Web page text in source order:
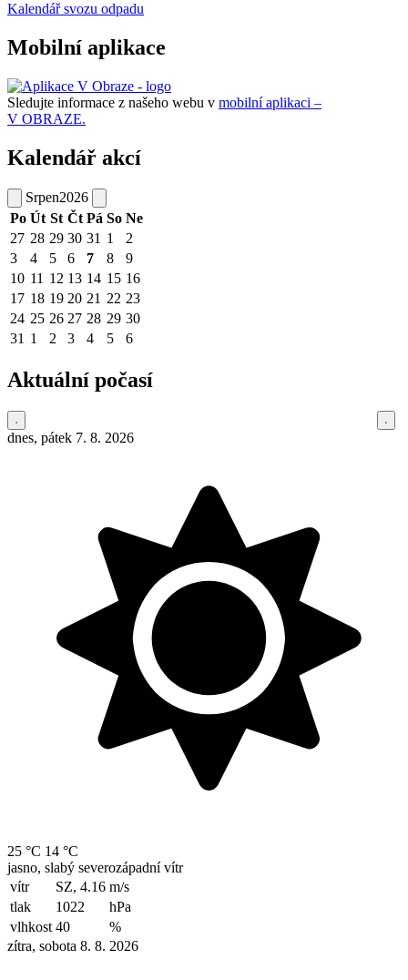
Kalendář svozu odpadu
Mobilní aplikace
Sledujte informace z našeho webu v mobilní aplikaci –
V OBRAZE.
Kalendář akcí
Srpen2026
Po Út St Čt Pá So Ne
27 28 29 30 31 1
2
3
4 5 6 7 8
9
10 11 12 13 14 15 16
17 18 19 20 21 22 23
24 25 26 27 28 29 30
31 1 2 3 4 5 6
Aktuální počasí
dnes, pátek 7. 8. 2026
25 °C 14 °C
jasno, slabý severozápadní vítr
vítr
SZ, 4.16 m/s
tlak
1022
hPa
vlhkost 40
%
zítra, sobota 8. 8. 2026